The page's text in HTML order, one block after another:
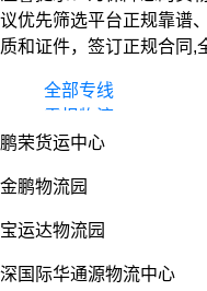
议优先筛选平台正规靠谱
质和证件，签订正规合同,
全部专线
零担物流
整车货运
鹏荣货运中心
金鹏物流园
宝运达物流园
深国际华通源物流中心